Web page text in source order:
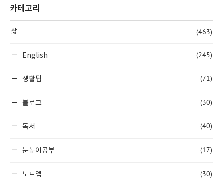
카테고리
삶 (463)
English (245)
생활팁 (71)
블로그 (30)
독서 (40)
눈높이공부 (17)
노트앱 (30)